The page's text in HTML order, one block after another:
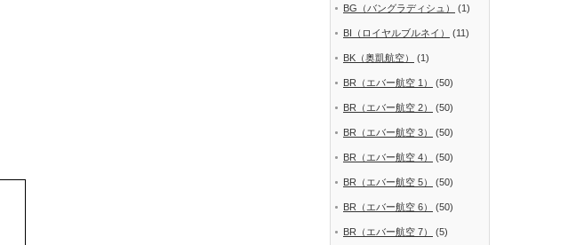
BG（バングラディシュ） (1)
BI（ロイヤルブルネイ） (11)
BK（奥凱航空） (1)
BR（エバー航空 1） (50)
BR（エバー航空 2） (50)
BR（エバー航空 3） (50)
BR（エバー航空 4） (50)
BR（エバー航空 5） (50)
BR（エバー航空 6） (50)
BR（エバー航空 7） (5)